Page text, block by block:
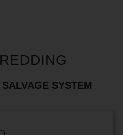
SYSTEM